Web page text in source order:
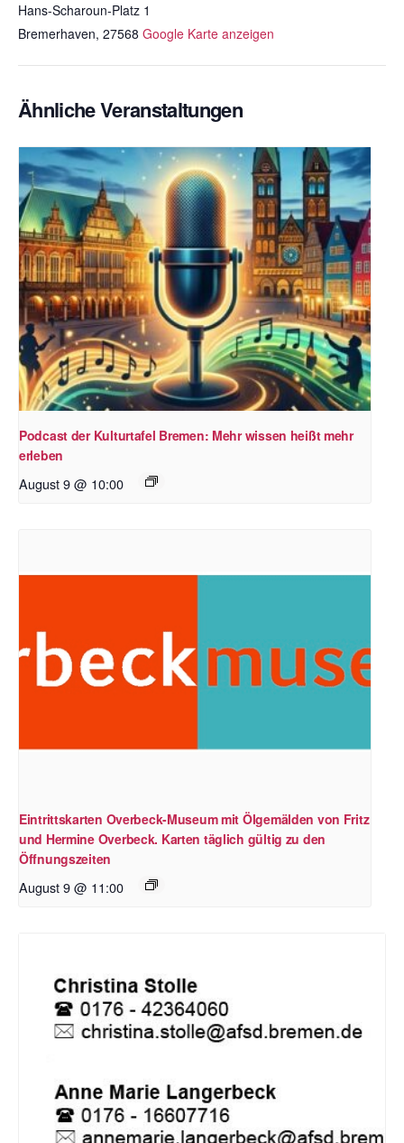
Hans-Scharoun-Platz 1
Bremerhaven, 27568 Google Karte anzeigen
Ähnliche Veranstaltungen
Podcast der Kulturtafel Bremen: Mehr wissen heißt mehr
erleben
August 9 @ 10:00
Eintrittskarten Overbeck-Museum mit Ölgemälden von Fritz
und Hermine Overbeck. Karten täglich gültig zu den
Öffnungszeiten
August 9 @ 11:00